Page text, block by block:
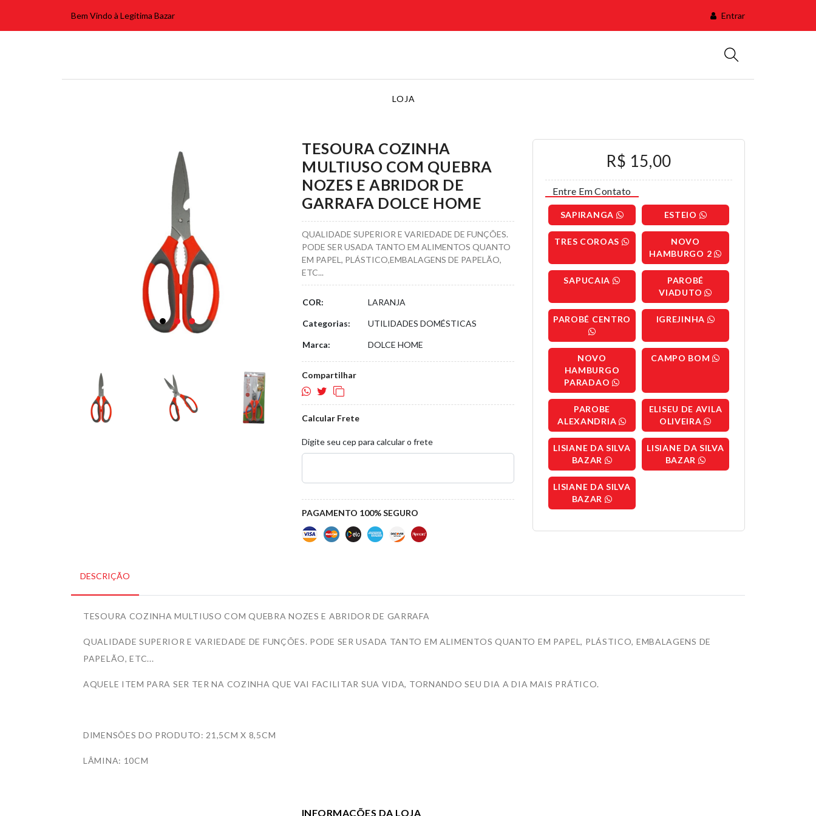
Bem Vindo à Legitima Bazar Entrar
LOJA
TESOURA COZINHA
MULTIUSO COM QUEBRA
NOZES E ABRIDOR DE
GARRAFA DOLCE HOME
QUALIDADE SUPERIOR E VARIEDADE DE FUNÇÕES.
PODE SER USADA TANTO EM ALIMENTOS QUANTO
EM PAPEL, PLÁSTICO,EMBALAGENS DE PAPELÃO,
ETC...
COR: LARANJA
Categorias: UTILIDADES DOMÉSTICAS
Marca: DOLCE HOME
Compartilhar
Calcular Frete
Digite seu cep para calcular o frete
PAGAMENTO 100% SEGURO
R$ 15,00
Entre Em Contato
SAPIRANGA ESTEIO
TRES COROAS
NOVO
HAMBURGO 2
SAPUCAIA
PAROBÉ
VIADUTO
PAROBÉ CENTRO IGREJINHA
NOVO
HAMBURGO
PARADAO
CAMPO BOM
PAROBE
ALEXANDRIA
ELISEU DE AVILA
OLIVEIRA
LISIANE DA SILVA
BAZAR
LISIANE DA SILVA
BAZAR
LISIANE DA SILVA
BAZAR
DESCRIÇÃO
TESOURA COZINHA MULTIUSO COM QUEBRA NOZES E ABRIDOR DE GARRAFA
QUALIDADE SUPERIOR E VARIEDADE DE FUNÇÕES. PODE SER USADA TANTO EM ALIMENTOS QUANTO EM PAPEL, PLÁSTICO, EMBALAGENS DE
PAPELÃO, ETC...
AQUELE ITEM PARA SER TER NA COZINHA QUE VAI FACILITAR SUA VIDA, TORNANDO SEU DIA A DIA MAIS PRÁTICO.
DIMENSÕES DO PRODUTO: 21,5CM X 8,5CM
LÂMINA: 10CM
INFORMAÇÕES DA LOJA